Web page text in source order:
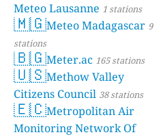
Meteo Lausanne 1 stations
🇲🇬Meteo Madagascar 9
stations
🇧🇬Meter.ac 165 stations
🇺🇸Methow Valley
Citizens Council 38 stations
🇪🇨Metropolitan Air
Monitoring Network Of